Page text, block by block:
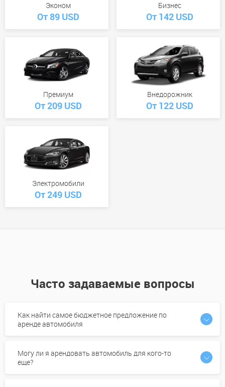
Эконом
От 89 USD
Бизнес
От 142 USD
Премиум
От 209 USD
Внедорожник
От 122 USD
Электромобили
От 249 USD
Часто задаваемые вопросы
Как найти самое бюджетное предложение по
аренде автомобиля
Могу ли я арендовать автомобиль для кого-то
еще?